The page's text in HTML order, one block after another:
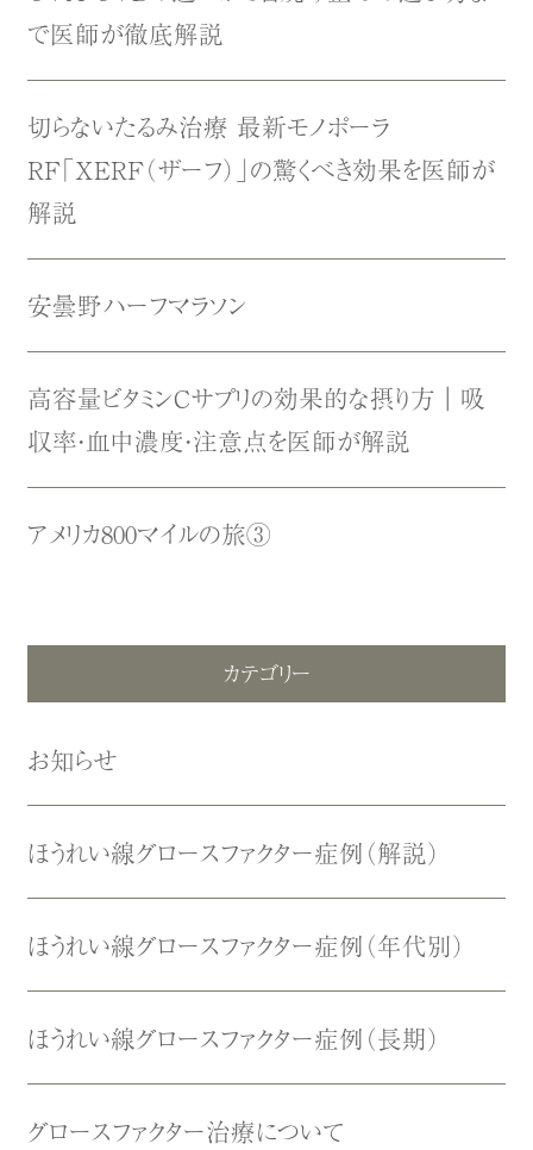
で医師が徹底解説
切らないたるみ治療 最新モノポーラ
RF「XERF（ザーフ）」の驚くべき効果を医師が
解説
安曇野ハーフマラソン
高容量ビタミンCサプリの効果的な摂り方｜吸
収率・血中濃度・注意点を医師が解説
アメリカ800マイルの旅③
カテゴリー
お知らせ
ほうれい線グロースファクター症例（解説）
ほうれい線グロースファクター症例（年代別）
ほうれい線グロースファクター症例（長期）
グロースファクター治療について